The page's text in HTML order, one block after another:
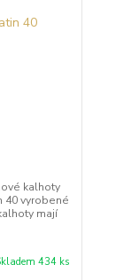
kalhoty
40 vyrobené
mají
434 ks